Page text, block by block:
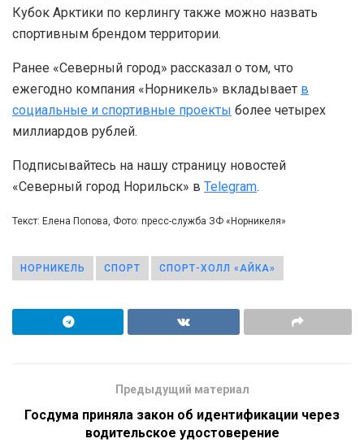
Кубок Арктики по керлингу также можно назвать
спортивным брендом территории.
Ранее «Северный город» рассказал о том, что
ежегодно компания «Норникель» вкладывает в
социальные и спортивные проекты более четырех
миллиардов рублей.
Подписывайтесь на нашу страницу новостей
«Северный город Норильск» в Telegram.
Текст: Елена Попова, Фото: пресс-служба ЗФ «Норникеля»
НОРНИКЕЛЬ СПОРТ СПОРТ-ХОЛЛ «АЙКА»
Предыдущий материал
Госдума приняла закон об идентификации через
водительское удостоверение